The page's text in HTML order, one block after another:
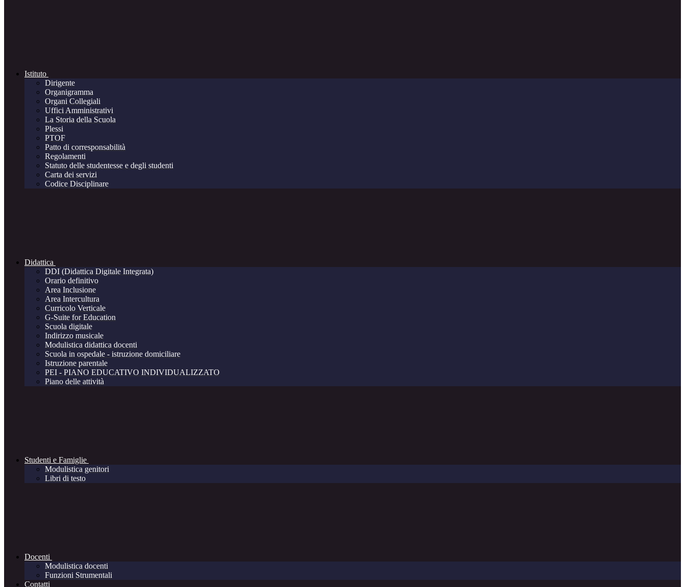
Istituto
Dirigente
Organigramma
Organi Collegiali
Uffici Amministrativi
La Storia della Scuola
Plessi
PTOF
Patto di corresponsabilità
Regolamenti
Statuto delle studentesse e degli studenti
Carta dei servizi
Codice Disciplinare
Didattica
DDI (Didattica Digitale Integrata)
Orario definitivo
Area Inclusione
Area Intercultura
Curricolo Verticale
G-Suite for Education
Scuola digitale
Indirizzo musicale
Modulistica didattica docenti
Scuola in ospedale - istruzione domiciliare
Istruzione parentale
PEI - PIANO EDUCATIVO INDIVIDUALIZZATO
Piano delle attività
Studenti e Famiglie
Modulistica genitori
Libri di testo
Docenti
Modulistica docenti
Funzioni Strumentali
Contatti